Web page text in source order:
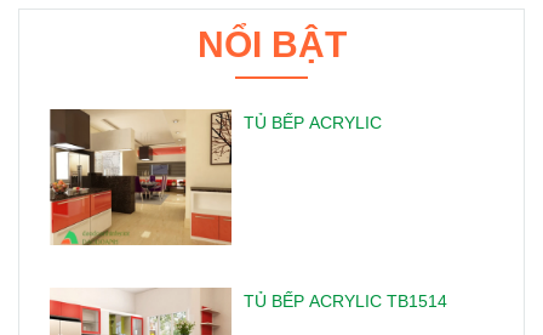
NỔI BẬT
TỦ BẾP ACRYLIC
TỦ BẾP ACRYLIC TB1514